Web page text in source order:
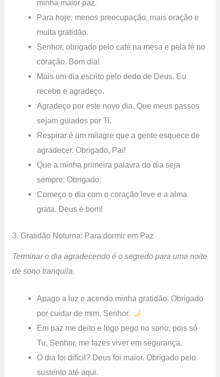
minha maior paz.
Para hoje: menos preocupação, mais oração e
muita gratidão.
Senhor, obrigado pelo café na mesa e pela fé no
coração. Bom dia!
Mais um dia escrito pelo dedo de Deus. Eu
recebo e agradeço.
Agradeço por este novo dia. Que meus passos
sejam guiados por Ti.
Respirar é um milagre que a gente esquece de
agradecer. Obrigado, Pai!
Que a minha primeira palavra do dia seja
sempre: Obrigado.
Começo o dia com o coração leve e a alma
grata. Deus é bom!
3. Gratidão Noturna: Para dormir em Paz
Terminar o dia agradecendo é o segredo para uma noite
de sono tranquila.
Apago a luz e acendo minha gratidão. Obrigado
por cuidar de mim, Senhor.
Em paz me deito e logo pego no sono, pois só
Tu, Senhor, me fazes viver em segurança.
O dia foi difícil? Deus foi maior. Obrigado pelo
sustento até aqui.